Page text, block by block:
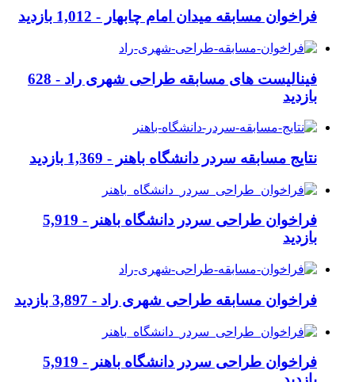
فراخوان مسابقه میدان امام چابهار - 1,012 بازدید
فینالیست های مسابقه طراحی شهری راد - 628
بازدید
نتایج مسابقه سردر دانشگاه باهنر - 1,369 بازدید
فراخوان طراحی سردر دانشگاه باهنر - 5,919
بازدید
فراخوان مسابقه طراحی شهری راد - 3,897 بازدید
فراخوان طراحی سردر دانشگاه باهنر - 5,919